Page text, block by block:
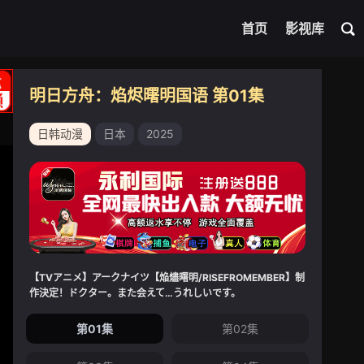
首页 影视库
明日方舟：焰烬曙明国语 第01集
日韩动漫 日本 2025
【TVアニメ】アークナイツ【焔燼曙明/RISEFROMEMBER】制
作決定！ドクター。また会えて…うれしいです。
第01集 第02集